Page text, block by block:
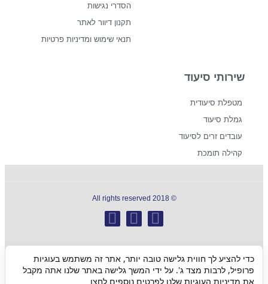
הסדרי נגישות
תקנון דיוור לאתר
תנאי שימוש ומדיניות פרטיות
שירותי סיעוד
מטפלת סיעודית
גמלת סיעוד
עובדים זרים לסיעוד
קהילה תומכת
© 2018 All rights reserved
גלילה
כדי להציע לך חווית גלישה טובה יותר, אתר זה משתמש בעוגיות
פרופיל, לרבות מצד ג'. על ידי המשך גלישה באתר שלנו אתה מקבל
את מדיניות העוגיות שלנו לפרטים נוספים לחצו